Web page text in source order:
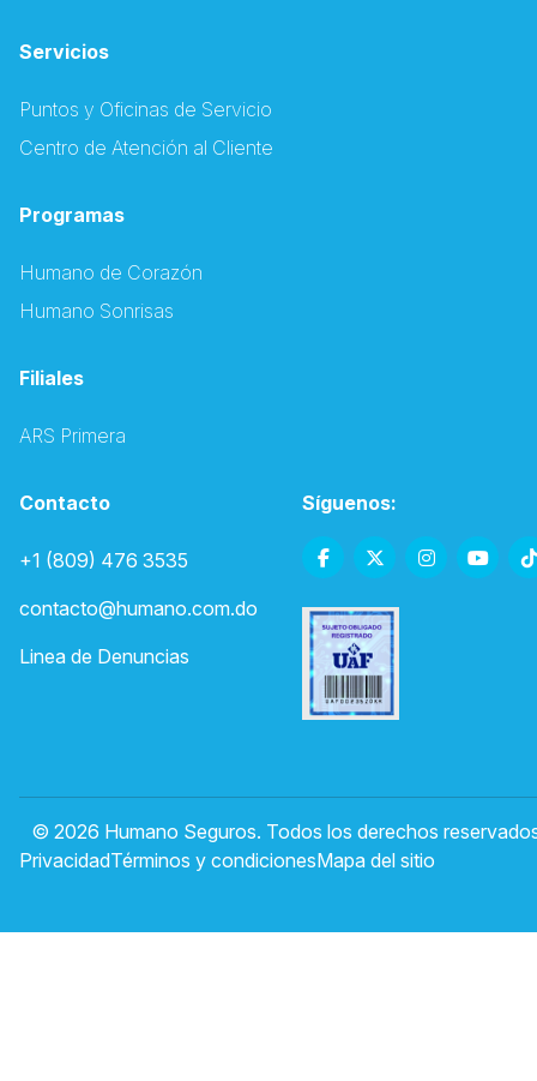
Servicios
Puntos y Oficinas de Servicio
Centro de Atención al Cliente
Programas
Humano de Corazón
Humano Sonrisas
Filiales
ARS Primera
Contacto
+1 (809) 476 3535
contacto@humano.com.do
Linea de Denuncias
Síguenos:
© 2026 Humano Seguros. Todos los derechos
PrivacidadTérminos y condicionesMapa del sitio